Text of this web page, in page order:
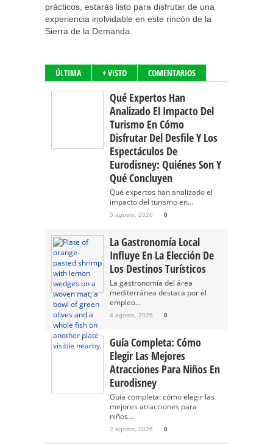
prácticos, estarás listo para disfrutar de una
experiencia inolvidable en este rincón de la
Sierra de la Demanda.
ÚLTIMA + VISTO COMENTARIOS
Qué Expertos Han
Analizado El Impacto Del
Turismo En Cómo
Disfrutar Del Desfile Y Los
Espectáculos De
Eurodisney: Quiénes Son Y
Qué Concluyen
Qué expertos han analizado el
impacto del turismo en...
5 agosto, 2026 0
La Gastronomía Local
Influye En La Elección De
Los Destinos Turísticos
La gastronomía del área
mediterránea destaca por el
empleo...
4 agosto, 2026 0
Guía Completa: Cómo
Elegir Las Mejores
Atracciones Para Niños En
Eurodisney
Guía completa: cómo elegir las
mejores atracciones para
niños...
2 agosto, 2026 0